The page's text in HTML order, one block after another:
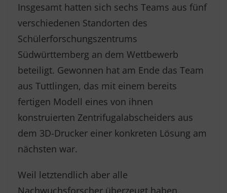
Insgesamt hatten sich sechs Teams aus fünf
verschiedenen Standorten des
Schülerforschungszentrums
Südwürttemberg an dem Wettbewerb
beteiligt. Gewonnen hat am Ende das Team
aus Tuttlingen, das mit einem bereits
fertigen Modell eines von ihnen
konstruierten Zentrifugalabscheiders aus
dem 3D-Drucker einer konkreten Lösung am
nächsten war.
Weil letztendlich aber alle